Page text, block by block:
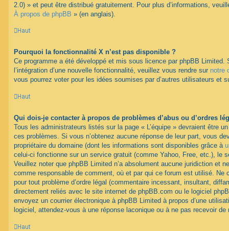
2.0) » et peut être distribué gratuitement. Pour plus d’informations,
À propos de phpBB » (en anglais).
Haut
Pourquoi la fonctionnalité X n’est pas disponible ?
Ce programme a été développé et mis sous licence par phpBB Limited.
l’intégration d’une nouvelle fonctionnalité, veuillez vous rendre sur notre
vous pourrez voter pour les idées soumises par d’autres utilisateurs et
Haut
Qui dois-je contacter à propos de problèmes d’abus ou d’ordres
Tous les administrateurs listés sur la page « L’équipe » devraient être
ces problèmes. Si vous n’obtenez aucune réponse de leur part, vous
propriétaire du domaine (dont les informations sont disponibles grâce à
celui-ci fonctionne sur un service gratuit (comme Yahoo, Free, etc.), le
Veuillez noter que phpBB Limited n’a absolument aucune juridiction et
comme responsable de comment, où et par qui ce forum est utilisé. Ne
pour tout problème d’ordre légal (commentaire incessant, insultant,
directement reliés avec le site internet de phpBB.com ou le logiciel
envoyez un courrier électronique à phpBB Limited à propos d’une
logiciel, attendez-vous à une réponse laconique ou à ne pas recevoir de
Haut